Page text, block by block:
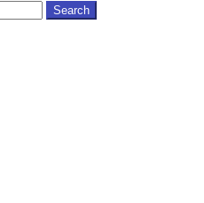
Search